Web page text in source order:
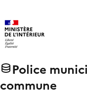
Police
commune